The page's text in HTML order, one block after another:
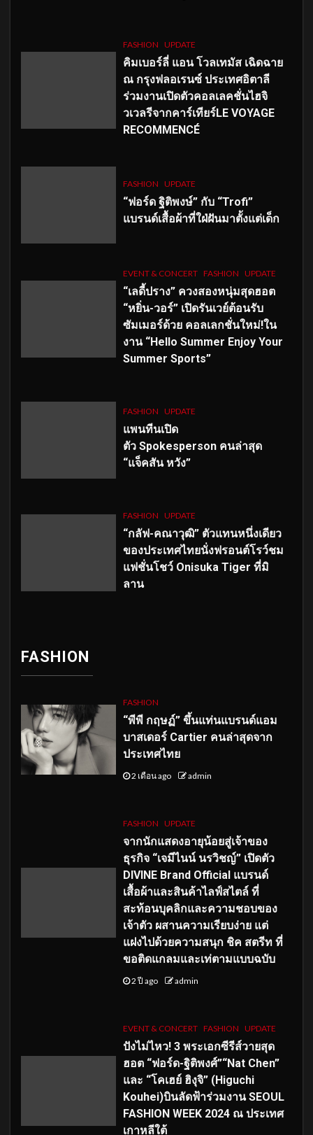
FASHION UPDATE
คิมเบอร์ลี่ แอน โวลเทมัส เฉิดฉาย
ณ กรุงฟลอเรนซ์ ประเทศอิตาลี
ร่วมงานเปิดตัวคอลเลคชั่นไฮจิ
วเวลรีจากคาร์เทียร์LE VOYAGE
RECOMMENCÉ
FASHION UPDATE
“ฟอร์ด ฐิติพงษ์” กับ “Trofi”
แบรนด์เสื้อผ้าที่ใฝ่ฝันมาตั้งแต่เด็ก
EVENT & CONCERT FASHION UPDATE
“เลดี้ปราง” ควงสองหนุ่มสุดฮอต
“หยิ่น-วอร์” เปิดรันเวย์ต้อนรับ
ซัมเมอร์ด้วย คอลเลกชั่นใหม่!ใน
งาน “Hello Summer Enjoy Your
Summer Sports”
FASHION UPDATE
แพนทีนเปิด
ตัว Spokesperson คนล่าสุด
“แจ็คสัน หวัง”
FASHION UPDATE
“กลัฟ-คณาวุฒิ” ตัวแทนหนึ่งเดียว
ของประเทศไทยนั่งฟรอนต์โรว์ชม
แฟชั่นโชว์ Onisuka Tiger ที่มิ
ลาน
FASHION
FASHION
“พีพี กฤษฏ์” ขึ้นแท่นแบรนด์แอม
บาสเดอร์ Cartier คนล่าสุดจาก
ประเทศไทย
2 เดือน ago admin
FASHION UPDATE
จากนักแสดงอายุน้อยสู่เจ้าของ
ธุรกิจ “เจมีไนน์ นรวิชญ์” เปิดตัว
DIVINE Brand Official แบรนด์
เสื้อผ้าและสินค้าไลฟ์สไตล์ ที่
สะท้อนบุคลิกและความชอบของ
เจ้าตัว ผสานความเรียบง่าย แต่
แฝงไปด้วยความสนุก ชิค สตรีท ที่
ขอติดแกลมและเท่ตามแบบฉบับ
2 ปี ago admin
EVENT & CONCERT FASHION UPDATE
ปังไม่ไหว! 3 พระเอกซีรีส์วายสุด
ฮอต “ฟอร์ด-ฐิติพงศ์”“Nat Chen”
และ “โคเฮย์ ฮิงุจิ” (Higuchi
Kouhei)บินลัดฟ้าร่วมงาน SEOUL
FASHION WEEK 2024 ณ ประเทศ
เกาหลีใต้